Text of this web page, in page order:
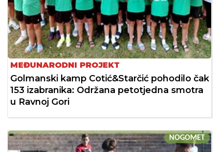
MEĐUNARODNI PROJEKT
Golmanski kamp Cotić&Starčić pohodilo čak
153 izabranika: Održana petotjedna smotra
u Ravnoj Gori
NOGOMET